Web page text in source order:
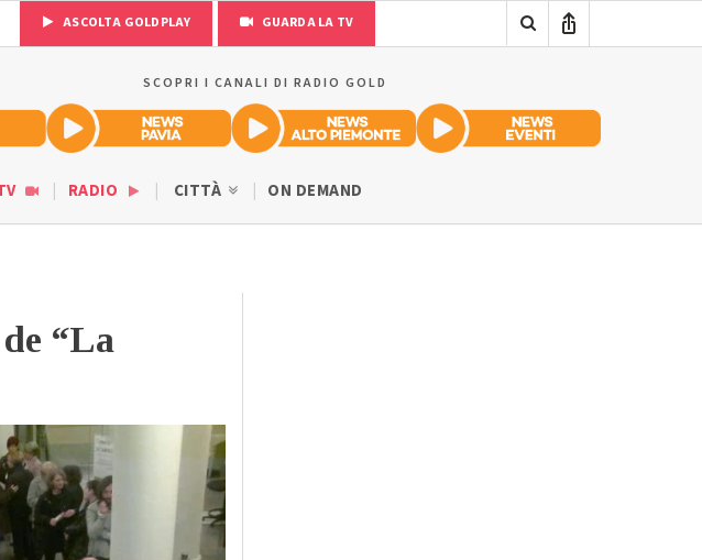
ASCOLTA GOLDPLAY GUARDA LA TV
SCOPRI I CANALI DI RADIO GOLD
RADIO CITTÀ ON DEMAND
“La